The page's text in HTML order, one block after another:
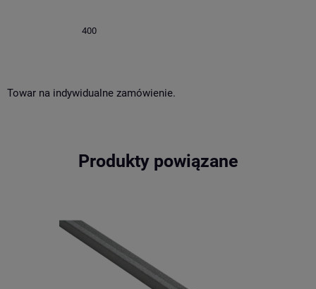
400
Towar na indywidualne zamówienie.
Produkty powiązane